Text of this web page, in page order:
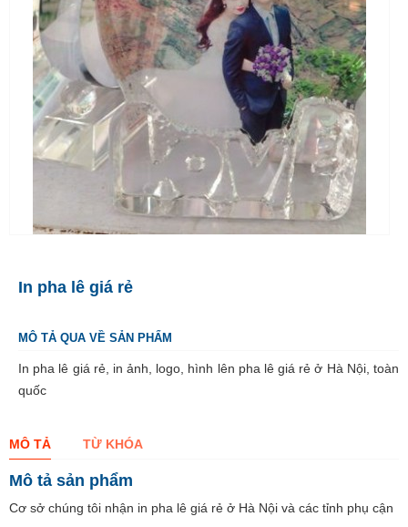
In pha lê giá rẻ
MÔ TẢ QUA VỀ SẢN PHẨM
In pha lê giá rẻ, in ảnh, logo, hình lên pha lê giá rẻ ở Hà Nội, toàn
quốc
MÔ TẢ TỪ KHÓA
Mô tả sản phẩm
Cơ sở chúng tôi nhận in pha lê giá rẻ ở Hà Nội và các tỉnh phụ cận